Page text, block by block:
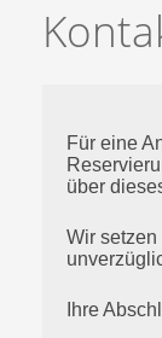
Für eine
über
Wir
Ihre